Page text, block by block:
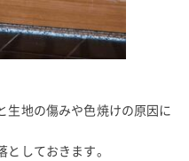
生地の傷みや色焼けの原因に
しておきます。